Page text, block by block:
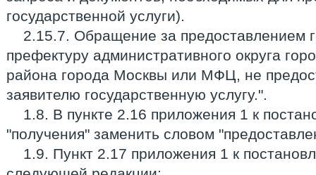
государственной услуги).
2.15.7. Обращение за предоставлением
префектуру административного округа
района города Москвы или МФЦ, не
заявителю государственную услугу.".
1.8. В пункте 2.16 приложения 1 к
"получения" заменить словом
1.9. Пункт 2.17 приложения 1 к